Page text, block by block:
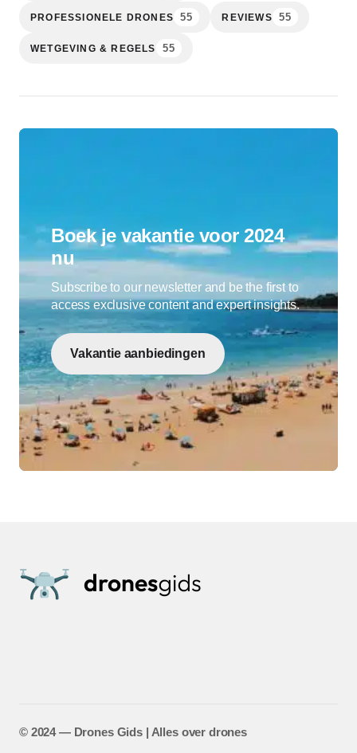
PROFESSIONELE DRONES 55 REVIEWS 55
WETGEVING & REGELS 55
Boek je vakantie voor 2024
nu
Subscribe to our newsletter and be the first to
access exclusive content and expert insights.
Vakantie aanbiedingen
©️ 2024 — Drones Gids | Alles over drones